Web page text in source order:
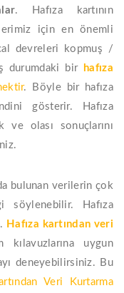
. Hafıza kartının
için en önemli
devreleri kopmuş /
durumdaki bir hafıza
. Böyle bir hafıza
gösterir. Hafıza
ve olası sonuçlarını
bulunan verilerin çok
söylenebilir. Hafıza
. Hafıza kartından veri
kılavuzlarına uygun
deneyebilirsiniz. Bu
Veri Kurtarma